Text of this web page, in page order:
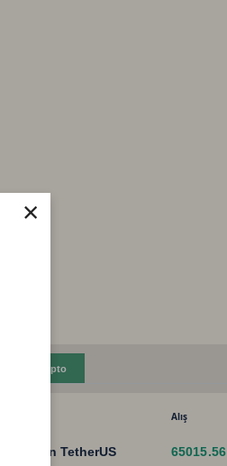
×
Kripto
Alış
Bitcoin TetherUS 65015.56